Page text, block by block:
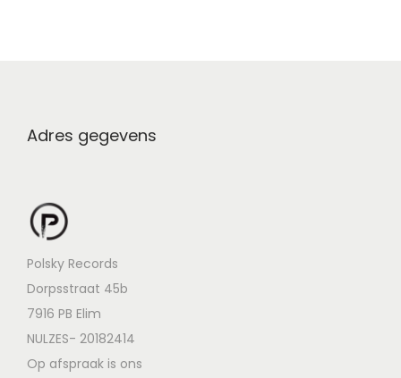
Adres gegevens
Polsky Records
Dorpsstraat 45b
7916 PB Elim
NULZES- 20182414
Op afspraak is ons